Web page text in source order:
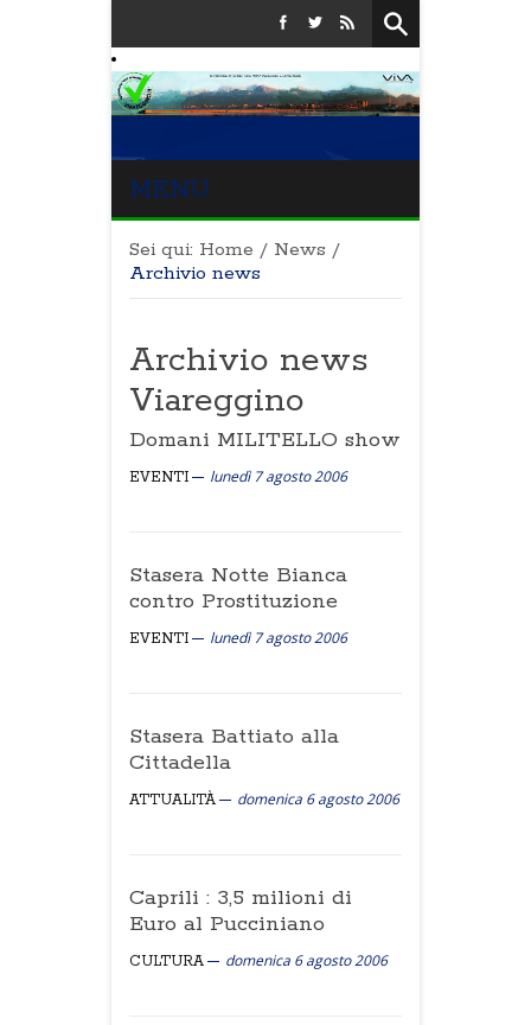
MENU
Sei qui: Home / News /
Archivio news
Archivio news
Viareggino
Domani MILITELLO show
EVENTI lunedì 7 agosto 2006
Stasera Notte Bianca
contro Prostituzione
EVENTI lunedì 7 agosto 2006
Stasera Battiato alla
Cittadella
ATTUALITÀ domenica 6 agosto 2006
Caprili : 3,5 milioni di
Euro al Pucciniano
CULTURA domenica 6 agosto 2006